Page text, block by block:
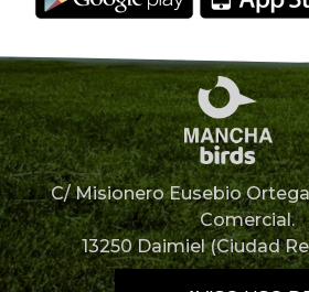
C/ Misionero Eusebio
Comercial.
13250 Daimiel (Ciudad
926 85 12 67